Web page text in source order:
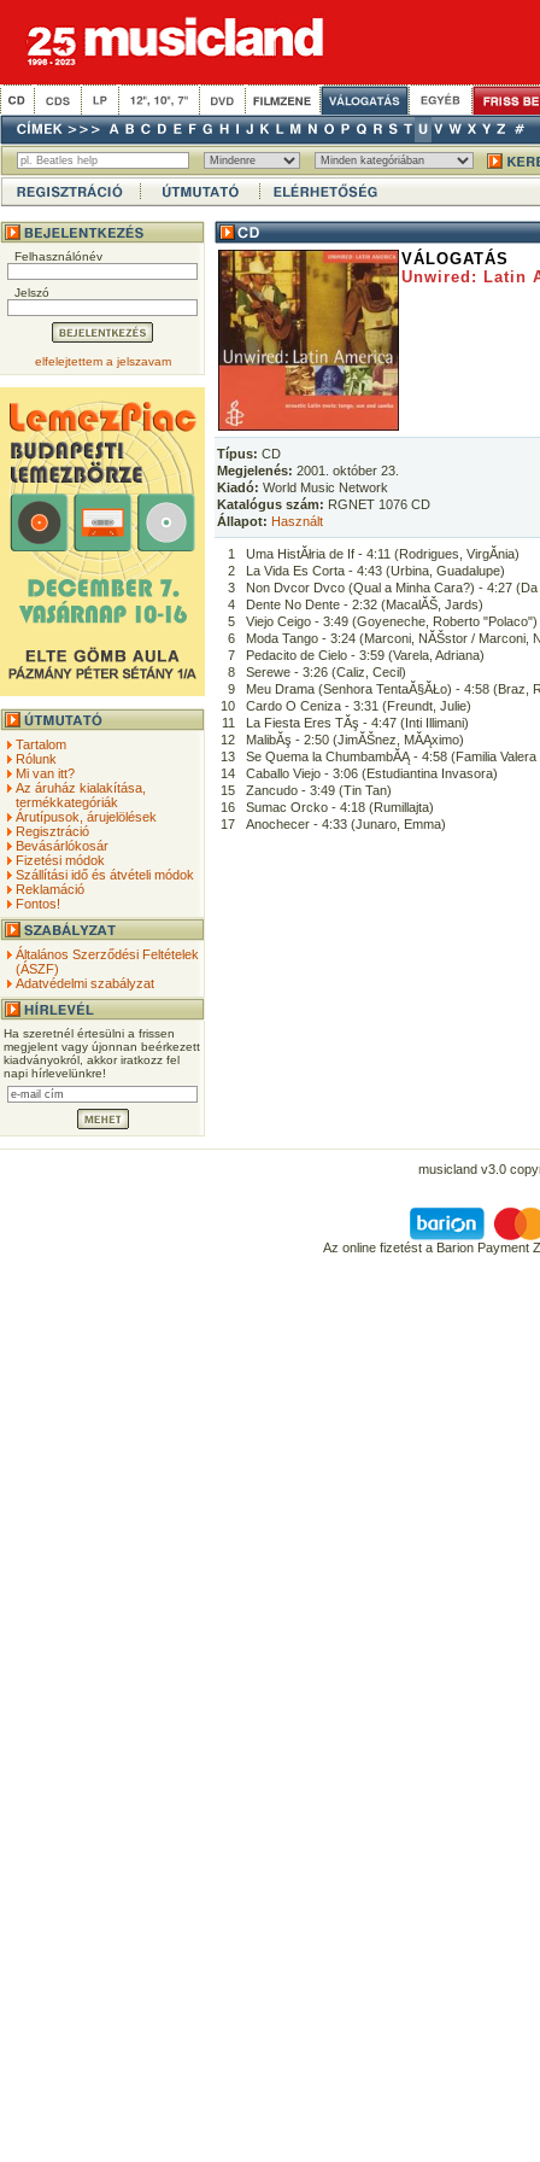
Felhasználónév
Jelszó
elfelejtettem a jelszavam
Tartalom
Rólunk
Mi van itt?
Az áruház kialakítása,
termékkategóriák
Árutípusok, árujelölések
Regisztráció
Bevásárlókosár
Fizetési módok
Szállítási idő és átvételi módok
Reklamáció
Fontos!
Általános Szerződési Feltételek
(ÁSZF)
Adatvédelmi szabályzat
Ha szeretnél értesülni a frissen
megjelent vagy újonnan beérkezett
kiadványokról, akkor iratkozz fel
napi hírlevelünkre!
VÁLOGATÁS
Unwired: Latin
Típus: CD
Megjelenés: 2001. október 23.
Kiadó: World Music Network
Katalógus szám: RGNET 1076 CD
Állapot: Használt
1
Uma HistĂłria de If - 4:11 (Rodrigues, VirgĂ­nia)
2
La Vida Es Corta - 4:43 (Urbina, Guadalupe)
3
Non Dvcor Dvco (Qual a Minha Cara?) - 4:27 (Da
4
Dente No Dente - 2:32 (MacalĂŠ, Jards)
5
Viejo Ceigo - 3:49 (Goyeneche, Roberto "Polaco")
6
Moda Tango - 3:24 (Marconi, NĂŠstor / Marconi,
7
Pedacito de Cielo - 3:59 (Varela, Adriana)
8
Serewe - 3:26 (Caliz, Cecil)
9
Meu Drama (Senhora TentaĂ§ĂŁo) - 4:58 (Braz,
10
Cardo O Ceniza - 3:31 (Freundt, Julie)
11
La Fiesta Eres TĂş - 4:47 (Inti Illimani)
12
MalibĂş - 2:50 (JimĂŠnez, MĂĄximo)
13
Se Quema la ChumbambĂĄ - 4:58 (Familia
14
Caballo Viejo - 3:06 (Estudiantina Invasora)
15
Zancudo - 3:49 (Tin Tan)
16
Sumac Orcko - 4:18 (Rumillajta)
17
Anochecer - 4:33 (Junaro, Emma)
musicland v3.0
Az online fizetést a Barion Payment